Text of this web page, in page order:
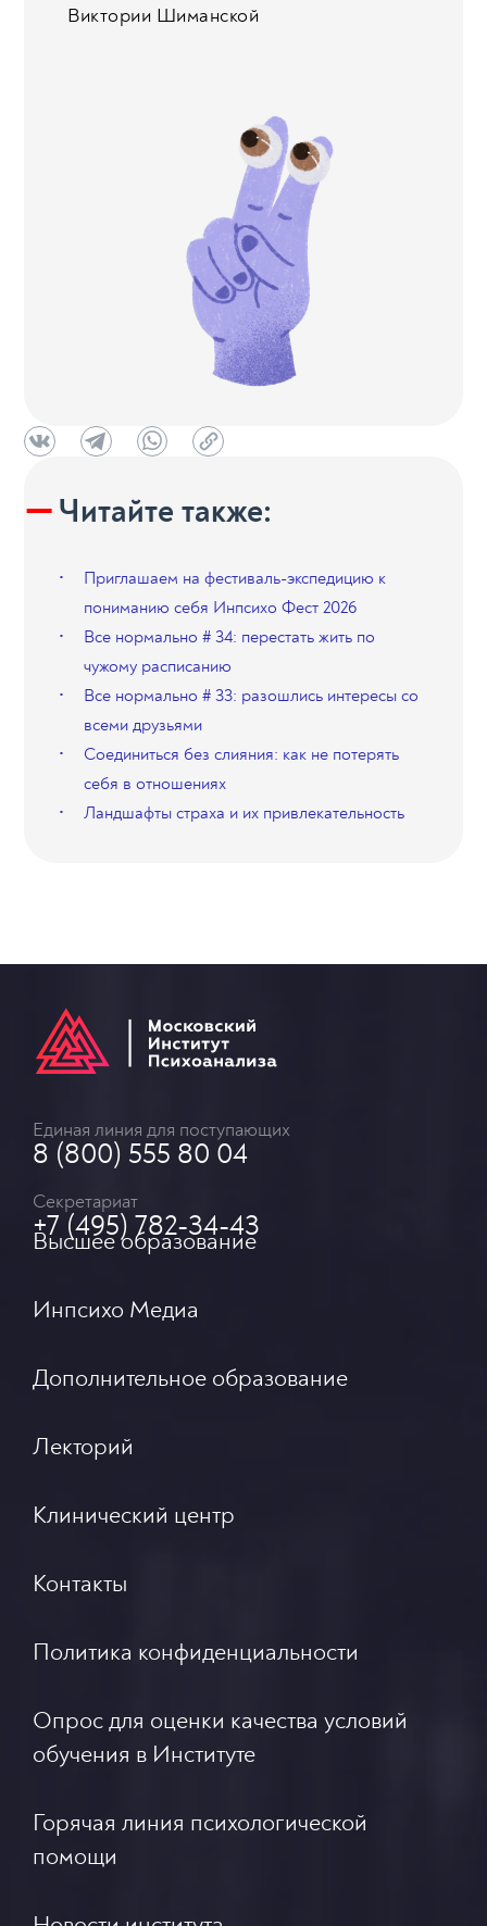
Виктории Шиманской
Читайте также:
Приглашаем на фестиваль-экспедицию к
пониманию себя Инпсихо Фест 2026
Все нормально # 34: перестать жить по
чужому расписанию
Все нормально # 33: разошлись интересы со
всеми друзьями
Соединиться без слияния: как не потерять
себя в отношениях
Ландшафты страха и их привлекательность
Единая линия для поступающих
8 (800) 555 80 04
Секретариат
+7 (495) 782-34-43
Высшее образование
Инпсихо Медиа
Дополнительное образование
Лекторий
Клинический центр
Контакты
Политика конфиденциальности
Опрос для оценки качества условий
обучения в Институте
Горячая линия психологической
помощи